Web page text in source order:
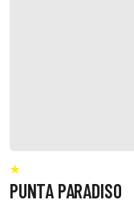
PUNTA PARADISO